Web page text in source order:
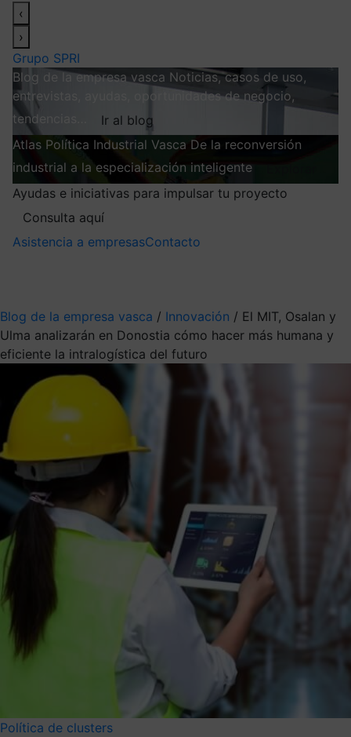
‹
›
Grupo SPRI
Blog de la empresa vasca Noticias, casos de uso,
entrevistas, ayudas, oportunidades de negocio,
tendencias…
Ir al blog
Atlas Política Industrial Vasca De la reconversión
industrial a la especialización inteligente
Ayudas e iniciativas para impulsar tu proyecto
Consulta aquí
Asistencia a empresasContacto
Blog de la empresa vasca / Innovación / El MIT, Osalan y
Ulma analizarán en Donostia cómo hacer más humana y
eficiente la intralogística del futuro
Política de clusters